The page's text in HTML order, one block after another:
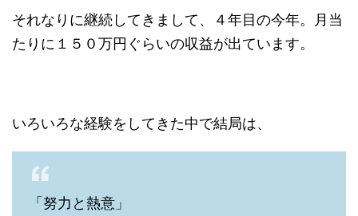
それなりに継続してきまして、４年目の今年。月当
たりに１５０万円ぐらいの収益が出ています。
いろいろな経験をしてきた中で結局は、
「努力と熱意」